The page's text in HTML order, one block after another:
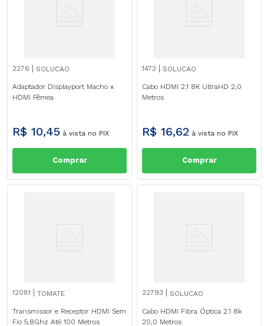
2276 SOLUCAO
Adaptador Displayport Macho x
HDMI Fêmea
R$ 10,45 à vista no PIX
Comprar
1472 SOLUCAO
Cabo HDMI 2.1 8K UltraHD 2,0
Metros
R$ 16,62 à vista no PIX
Comprar
12081 TOMATE
Transmissor e Receptor HDMI Sem
Fio 5,8Ghz Até 100 Metros
22793 SOLUCAO
Cabo HDMI Fibra Óptica 2.1 8k
20,0 Metros